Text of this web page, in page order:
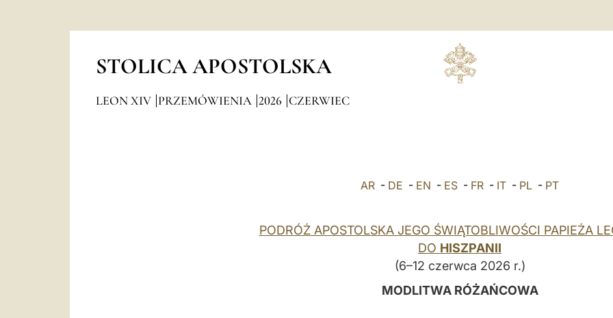
STOLICA APOSTOLSKA
LEON XIV PRZEMÓWIENIA 2026 CZERWIEC
AR - DE - EN - ES - FR - IT - PL - PT
PODRÓŻ APOSTOLSKA JEGO ŚWIĄTOBLIWOŚCI PAPIEŻA
DO HISZPANII
(6–12 czerwca 2026 r.)
MODLITWA RÓŻAŃCOWA